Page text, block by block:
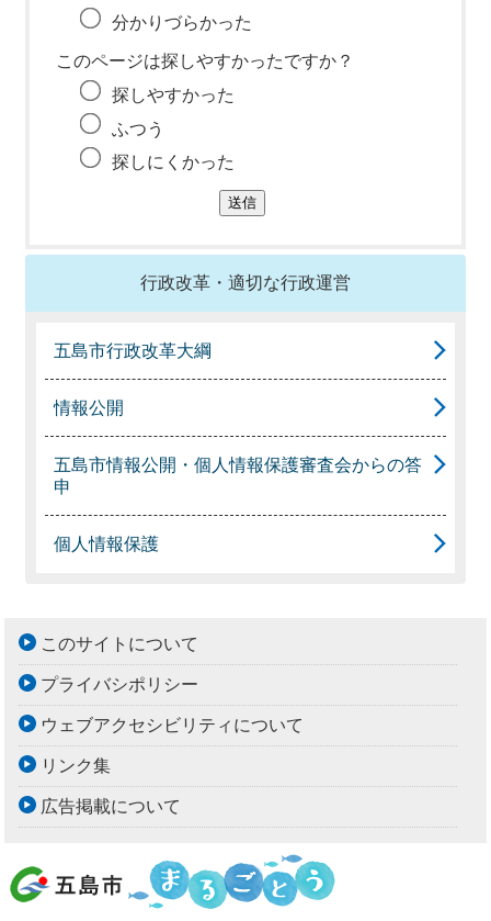
分かりづらかった
このページは探しやすかったですか？
探しやすかった
ふつう
探しにくかった
行政改革・適切な行政運営
五島市行政改革大綱
情報公開
五島市情報公開・個人情報保護審査会からの答
申
個人情報保護
このサイトについて
プライバシポリシー
ウェブアクセシビリティについて
リンク集
広告掲載について